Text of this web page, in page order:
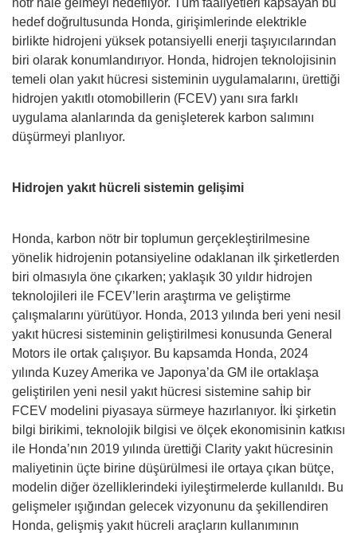
nötr hale gelmeyi hedefliyor. Tüm faaliyetleri kapsayan bu
hedef doğrultusunda Honda, girişimlerinde elektrikle
birlikte hidrojeni yüksek potansiyelli enerji taşıyıcılarından
biri olarak konumlandırıyor. Honda, hidrojen teknolojisinin
temeli olan yakıt hücresi sisteminin uygulamalarını, ürettiği
hidrojen yakıtlı otomobillerin (FCEV) yanı sıra farklı
uygulama alanlarında da genişleterek karbon salımını
düşürmeyi planlıyor.
Hidrojen yakıt hücreli sistemin gelişimi
Honda, karbon nötr bir toplumun gerçekleştirilmesine
yönelik hidrojenin potansiyeline odaklanan ilk şirketlerden
biri olmasıyla öne çıkarken; yaklaşık 30 yıldır hidrojen
teknolojileri ile FCEV’lerin araştırma ve geliştirme
çalışmalarını yürütüyor. Honda, 2013 yılında beri yeni nesil
yakıt hücresi sisteminin geliştirilmesi konusunda General
Motors ile ortak çalışıyor. Bu kapsamda Honda, 2024
yılında Kuzey Amerika ve Japonya’da GM ile ortaklaşa
geliştirilen yeni nesil yakıt hücresi sistemine sahip bir
FCEV modelini piyasaya sürmeye hazırlanıyor. İki şirketin
bilgi birikimi, teknolojik bilgisi ve ölçek ekonomisinin katkısı
ile Honda’nın 2019 yılında ürettiği Clarity yakıt hücresinin
maliyetinin üçte birine düşürülmesi ile ortaya çıkan bütçe,
modelin diğer özelliklerindeki iyileştirmelerde kullanıldı. Bu
gelişmeler ışığından gelecek vizyonunu da şekillendiren
Honda, gelişmiş yakıt hücreli araçların kullanımının